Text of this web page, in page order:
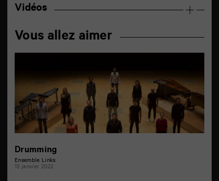
Vidéos
Vous allez aimer
Drumming
Ensemble Links
13 janvier 2022